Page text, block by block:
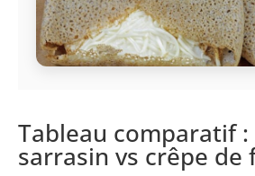
Tableau comparatif
sarrasin vs crêpe de